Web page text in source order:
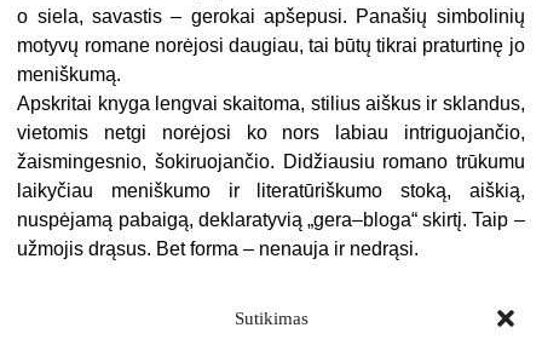
Sutikimas
o siela, savastis – gerokai apšepusi. Panašių simbolinių
motyvų romane norėjosi daugiau, tai būtų tikrai praturtinę jo
meniškumą.
Apskritai knyga lengvai skaitoma, stilius aiškus ir sklandus,
vietomis netgi norėjosi ko nors labiau intriguojančio,
žaismingesnio, šokiruojančio. Didžiausiu romano trūkumu
laikyčiau meniškumo ir literatūriškumo stoką, aiškią,
nuspėjamą pabaigą, deklaratyvią „gera–bloga“ skirtį. Taip –
užmojis drąsus. Bet forma – nenauja ir nedrąsi.